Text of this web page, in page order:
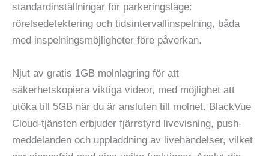
standardinställningar för parkeringsläge:
rörelsedetektering och tidsintervallinspelning, båda
med inspelningsmöjligheter före påverkan.
Njut av gratis 1GB molnlagring för att
säkerhetskopiera viktiga videor, med möjlighet att
utöka till 5GB när du är ansluten till molnet. BlackVue
Cloud-tjänsten erbjuder fjärrstyrd livevisning, push-
meddelanden och uppladdning av livehändelser, vilket